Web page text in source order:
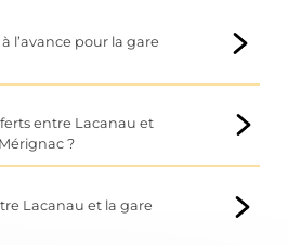
l’avance pour la gare
Cette solution est idéale pour
en période touristique ou
vous bénéficiez d’un service
chauffeur qui s’adapte à votre
entre Lacanau et
?
Mérignac toute l’année. Ce
apprécié pour sa simplicité et
Lacanau et la gare